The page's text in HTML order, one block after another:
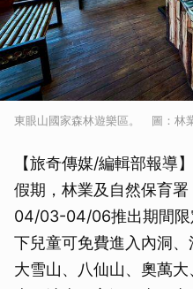
東眼山國家森林遊樂區。 圖：林
【旅奇傳媒/編輯部報導
假期，林業及自然保育署
04/03-04/06推出期間限
下兒童可免費進入內洞、
大雪山、八仙山、奧萬